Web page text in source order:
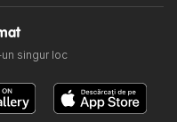
singur loc